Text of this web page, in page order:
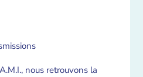
nous retrouvons la